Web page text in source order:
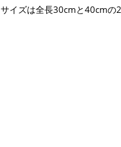
サイズは全長30cmと40cmの2